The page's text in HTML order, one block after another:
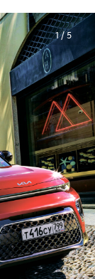
1 / 5